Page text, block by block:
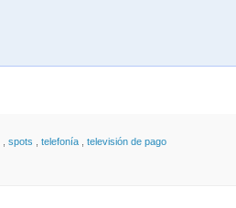
spots telefonía televisión de pago